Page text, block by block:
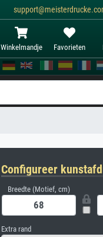
Winkelmandje Favorieten
Configureer
Breedte (Motief, cm)
Extra rand